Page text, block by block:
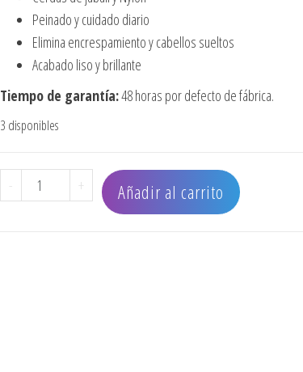
Peinado y cuidado diario
Elimina encrespamiento y cabellos sueltos
Acabado liso y brillante
Tiempo de garantía:48 horas por defecto de fábrica.
3 disponibles
- CEPILLO OLIVIA GARDEN MINI OG COLLECTION
+ Añadir al carrito